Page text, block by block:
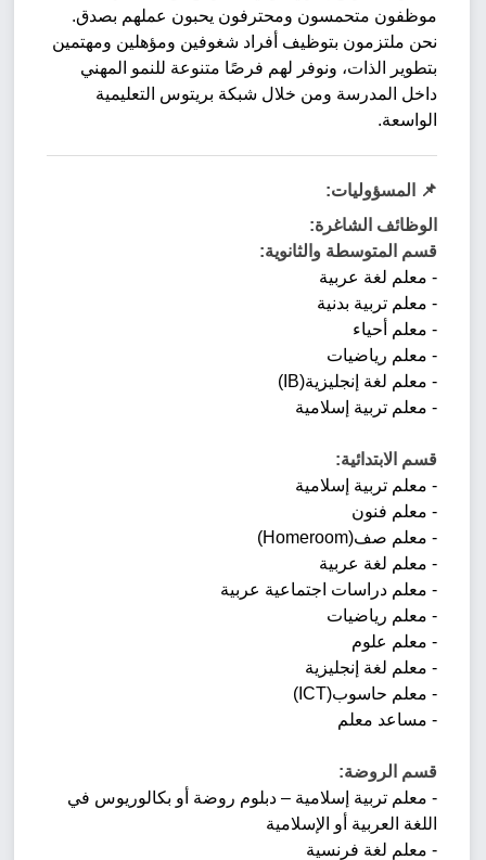
موظفون متحمسون ومحترفون يحبون عملهم بصدق.
نحن ملتزمون بتوظيف أفراد شغوفين ومؤهلين ومهتمين
بتطوير الذات، ونوفر لهم فرصًا متنوعة للنمو المهني
داخل المدرسة ومن خلال شبكة بريتوس التعليمية
الواسعة.
📌 المسؤوليات:
الوظائف الشاغرة:
قسم المتوسطة والثانوية:
- معلم لغة عربية
- معلم تربية بدنية
- معلم أحياء
- معلم رياضيات
- معلم لغة إنجليزية(IB)
- معلم تربية إسلامية
قسم الابتدائية:
- معلم تربية إسلامية
- معلم فنون
- معلم صف(Homeroom)
- معلم لغة عربية
- معلم دراسات اجتماعية عربية
- معلم رياضيات
- معلم علوم
- معلم لغة إنجليزية
- معلم حاسوب(ICT)
- مساعد معلم
قسم الروضة:
- معلم تربية إسلامية – دبلوم روضة أو بكالوريوس في
اللغة العربية أو الإسلامية
- معلم لغة فرنسية